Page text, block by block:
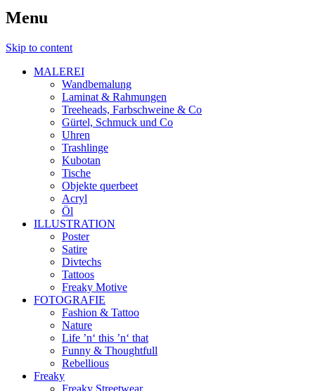
Menu
Skip to content
MALEREI
Wandbemalung
Laminat & Rahmungen
Treeheads, Farbschweine & Co
Gürtel, Schmuck und Co
Uhren
Trashlinge
Kubotan
Tische
Objekte querbeet
Acryl
Öl
ILLUSTRATION
Poster
Satire
Divtechs
Tattoos
Freaky Motive
FOTOGRAFIE
Fashion & Tattoo
Nature
Life ’n‘ this ’n‘ that
Funny & Thoughtfull
Rebellious
Freaky
Freaky Streetwear